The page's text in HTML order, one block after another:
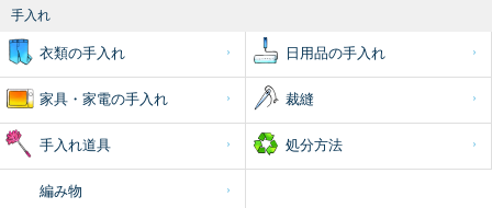
手入れ
衣類の手入れ 日用品の手入れ
家具・家電の手入れ 裁縫
手入れ道具 処分方法
編み物